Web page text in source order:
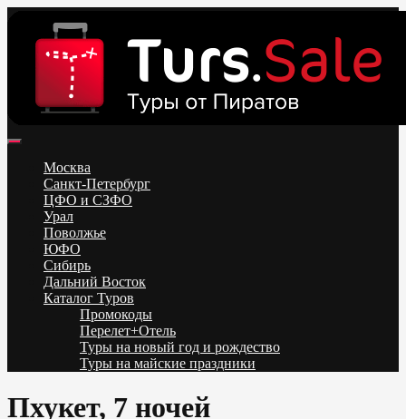
content
Низкие цены на путевки 3-7-10 ночей все включено, отдых на
море. Распродажа экскурсионных и горнолыжных туров.
Обновление каждый день. Официальный сайт Тур Сейл
Москва
Санкт-Петербург
ЦФО и СЗФО
Урал
Поволжье
ЮФО
Сибирь
Дальний Восток
Каталог Туров
Промокоды
Перелет+Отель
Туры на новый год и рождество
Туры на майские праздники
Пхукет, 7 ночей